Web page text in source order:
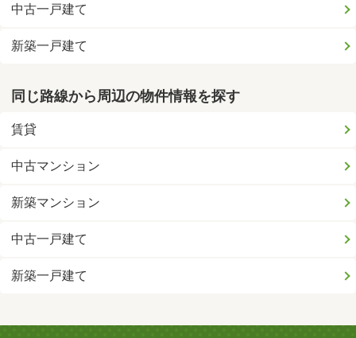
中古一戸建て
新築一戸建て
同じ路線から周辺の物件情報を探す
賃貸
中古マンション
新築マンション
中古一戸建て
新築一戸建て